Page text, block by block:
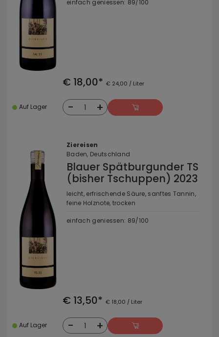
einfach geniessen: 89/100
€ 18,00* € 24,00 / Liter
Auf Lager - 1 +
Ziereisen
Baden, Deutschland
Blauer Spätburgunder TS
(bisher Tschuppen) 2023
leicht, erfrischende Säure, sanftes Tannin,
feine Holznote, trocken
einfach geniessen: 89/100
€ 13,50* € 18,00 / Liter
Auf Lager - 1 +